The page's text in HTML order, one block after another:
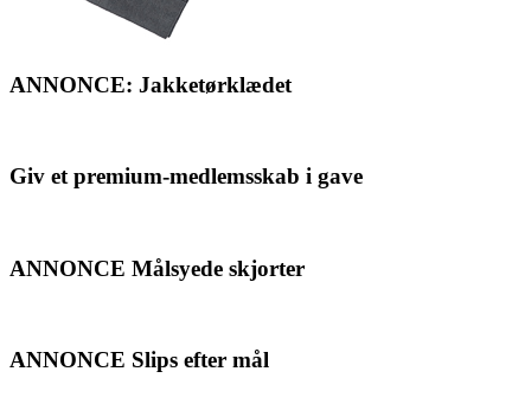
ANNONCE: Jakketørklædet
Giv et premium-medlemsskab i gave
ANNONCE Målsyede skjorter
ANNONCE Slips efter mål